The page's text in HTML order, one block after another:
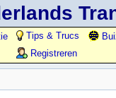
Tips & Trucs
Registreren